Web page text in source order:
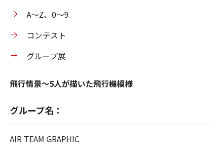
A～Z、0～9
コンテスト
グループ展
飛行情景～5人が描いた飛行機模様
グループ名：
AIR TEAM GRAPHIC